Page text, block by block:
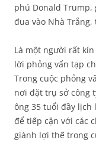
phú Donald Trump,
đua vào Nhà Trắng,
Là một người rất
lời phỏng vấn tạp
Trong cuộc phỏng
nơi đặt trụ sở công
ông 35 tuổi đầy lịch
để tiếp cận với các
giành lợi thế trong